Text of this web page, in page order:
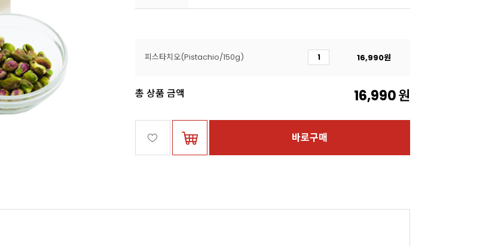
피스타치오(Pistachio/150g) 16,990원
총 상품 금액 16,990원
바로구매